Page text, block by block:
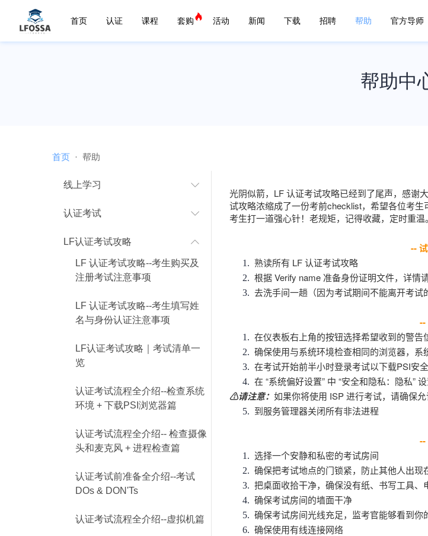
首页 认证 课程 套购 活动 新闻 下载 招聘 帮助 官方导师
帮助中
首页 帮助
线上学习
认证考试
LF认证考试攻略
LF 认证考试攻略--考生购买及
注册考试注意事项
LF 认证考试攻略--考生填写姓
名与身份认证注意事项
LF认证考试攻略｜考试清单一
览
认证考试流程全介绍--检查系统
环境 + 下载PSI浏览器篇
认证考试流程全介绍-- 检查摄像
头和麦克风 + 进程检查篇
认证考试前准备全介绍--考试
DOs & DON'Ts
认证考试流程全介绍--虚拟机篇
光阴似箭， LF 认证考试攻略已经到了尾声，感谢
试攻略浓缩成了一份考前checklist，希望各位考
考生打一道强心针！老规矩， 记得收藏，定时重温。
--
1. 熟读所有 LF 认证考试攻略
2. 根据 Verify name 准备身份证明文件，详情
3. 去洗手间一趟 （因为考试期间不能离开考
1. 在仪表板右上角的按钮选择希望收到的警告
2. 确保使用与系统环境检查相同的浏览器，系
3. 在考试开始前半小时登录考试以下载PSI安
4. 在 “系统偏好设置” 中 “安全和隐私：隐私”
⚠️请注意： 如果你将使用 ISP 进行考试，请确保
5. 到服务管理器关闭所有非法进程
1. 选择一个安静和私密的考试房间
2. 确保把考试地点的门锁紧，防止其他人出现
3. 把桌面收拾干净，确保没有纸、书写工具、
4. 确保考试房间的墙面干净
5. 确保考试房间光线充足，监考官能够看到
6. 确保使用有线连接网络